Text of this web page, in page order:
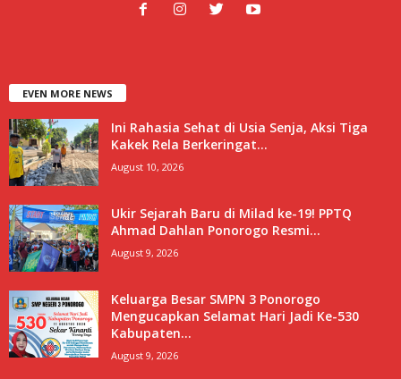
EVEN MORE NEWS
Ini Rahasia Sehat di Usia Senja, Aksi Tiga
Kakek Rela Berkeringat...
August 10, 2026
Ukir Sejarah Baru di Milad ke-19! PPTQ
Ahmad Dahlan Ponorogo Resmi...
August 9, 2026
Keluarga Besar SMPN 3 Ponorogo
Mengucapkan Selamat Hari Jadi Ke-530
Kabupaten...
August 9, 2026